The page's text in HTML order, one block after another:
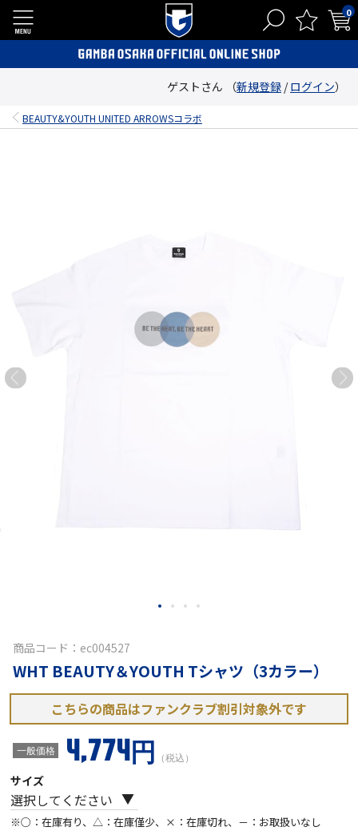
0
ゲストさん （新規登録 /ログイン）
BEAUTY&YOUTH UNITED ARROWSコラボ
商品コード：ec004527
WHT BEAUTY＆YOUTH Tシャツ（3カラー）
こちらの商品はファンクラブ割引対象外です
一般価格 4,774円 （税込）
サイズ
※○：在庫有り、△：在庫僅少、×：在庫切れ、－：お取扱いなし